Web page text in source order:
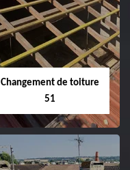
Hydrofuge toiture
51
Changement de toiture
51